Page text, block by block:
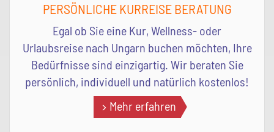
PERSÖNLICHE KURREISE BERATUNG
Egal ob Sie eine Kur, Wellness- oder
Urlaubsreise nach Ungarn buchen möchten, Ihre
Bedürfnisse sind einzigartig. Wir beraten Sie
persönlich, individuell und natürlich kostenlos!
Mehr erfahren